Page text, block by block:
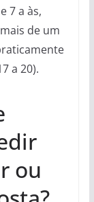
7 a às,
de um
a 20).
ou